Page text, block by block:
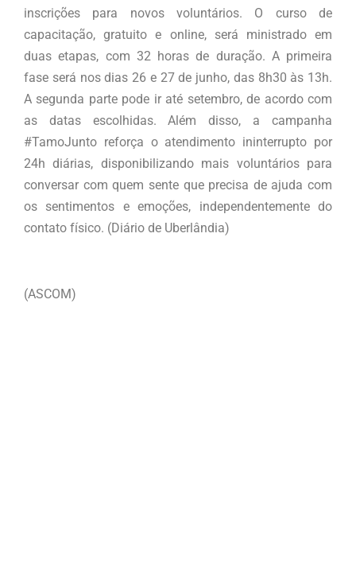
inscrições para novos voluntários. O curso de
capacitação, gratuito e online, será ministrado em
duas etapas, com 32 horas de duração. A primeira
fase será nos dias 26 e 27 de junho, das 8h30 às 13h.
A segunda parte pode ir até setembro, de acordo com
as datas escolhidas. Além disso, a campanha
#TamoJunto reforça o atendimento ininterrupto por
24h diárias, disponibilizando mais voluntários para
conversar com quem sente que precisa de ajuda com
os sentimentos e emoções, independentemente do
contato físico. (Diário de Uberlândia)
(ASCOM)